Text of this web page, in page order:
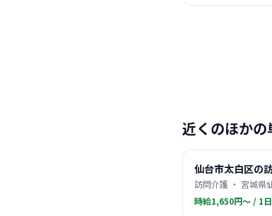
近くのほかの
仙台市太白区の
訪問介護 ・ 宮城県
時給1,650円〜 / 1